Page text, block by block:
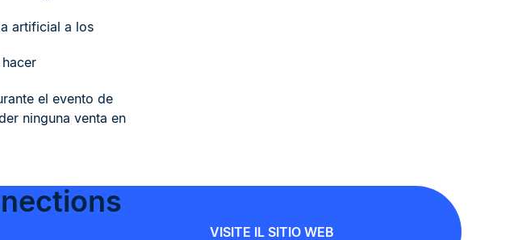
artificial a los
el evento de
ninguna venta en
VISITE IL SITIO WEB